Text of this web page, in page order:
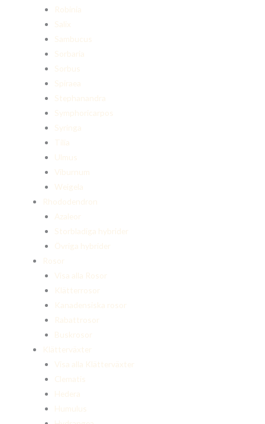
Robinia
Salix
Sambucus
Sorbaria
Sorbus
Spiraea
Stephanandra
Symphoricarpos
Syringa
Tilia
Ulmus
Viburnum
Weigela
Rhododendron
Azaleor
Storbladiga hybrider
Övriga hybrider
Rosor
Visa alla Rosor
Klätterrosor
Kanadensiska rosor
Rabattrosor
Buskrosor
Klätterväxter
Visa alla Klätterväxter
Clematis
Hedera
Humulus